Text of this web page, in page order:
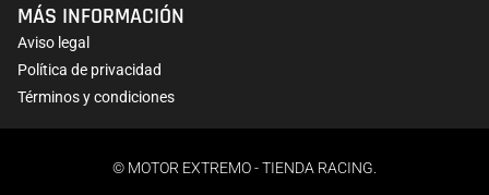
MÁS INFORMACIÓN
Aviso legal
Política de privacidad
Términos y condiciones
© MOTOR EXTREMO - TIENDA RACING.